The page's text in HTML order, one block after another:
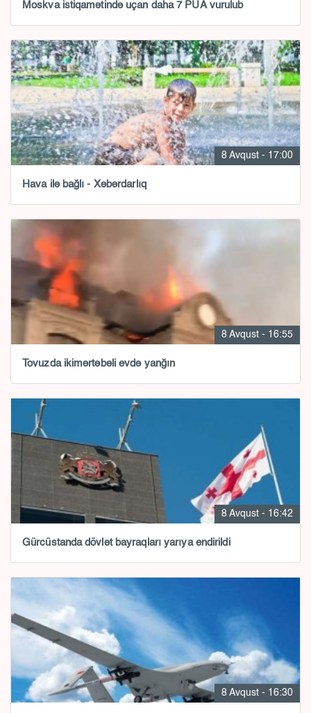
Moskva istiqamətində uçan daha 7 PUA vurulub
8 Avqust - 17:00
Hava ilə bağlı - Xəbərdarlıq
8 Avqust - 16:55
Tovuzda ikimərtəbəli evdə yanğın
8 Avqust - 16:42
Gürcüstanda dövlət bayraqları yarıya endirildi
8 Avqust - 16:30